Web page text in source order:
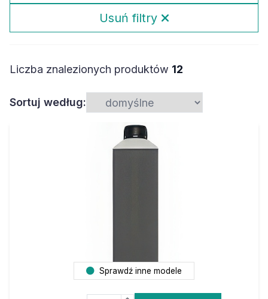
Usuń filtry
Liczba znalezionych produktów 12
Sortuj według:
Sprawdź inne modele